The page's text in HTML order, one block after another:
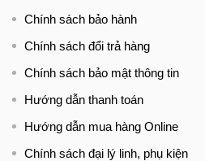
Chính sách bảo hành
Chính sách đổi trả hàng
Chính sách bảo mật thông tin
Hướng dẫn thanh toán
Hướng dẫn mua hàng Online
Chính sách đại lý linh, phụ kiện